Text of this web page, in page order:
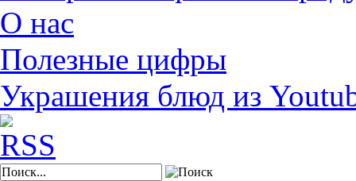
О нас
Полезные цифры
Украшения блюд из